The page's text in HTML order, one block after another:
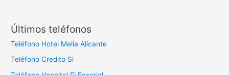
Últimos teléfonos
Teléfono Hotel Melia Alicante
Teléfono Credito Si